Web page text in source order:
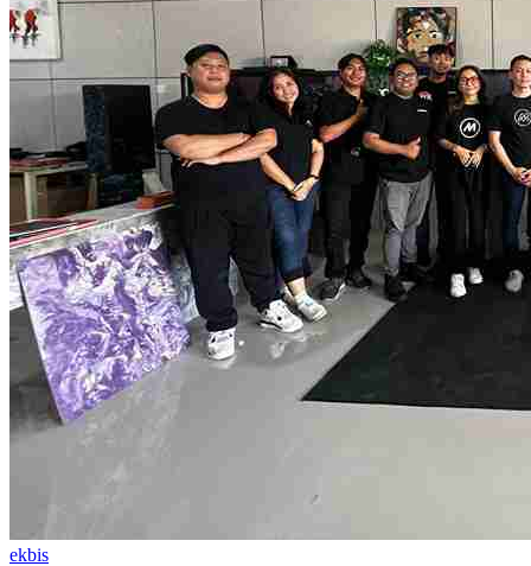
ekbis